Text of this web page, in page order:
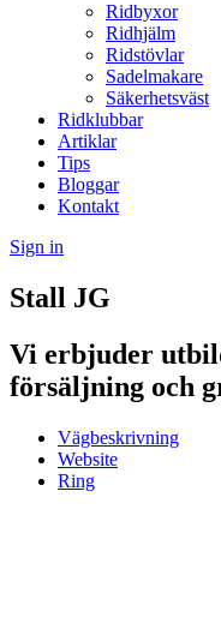
Ridbyxor
Ridhjälm
Ridstövlar
Sadelmakare
Säkerhetsväst
Ridklubbar
Artiklar
Tips
Bloggar
Kontakt
Sign in
Stall JG
Vi erbjuder
försäljning och
Vägbeskrivning
Website
Ring